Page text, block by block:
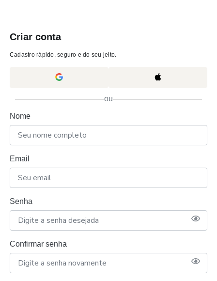
Criar conta
Cadastro rápido, seguro e do seu jeito.
ou
Nome
Email
Senha
Confirmar senha